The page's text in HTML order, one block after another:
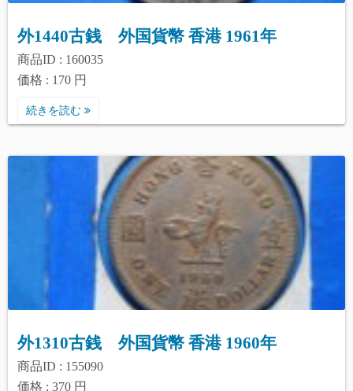
外1440古銭 外国貨幣 香港 1961年
商品ID : 160035
価格 : 170 円
続きを読む
外1310古銭 外国貨幣 香港 1960年
商品ID : 155090
価格 : 370 円